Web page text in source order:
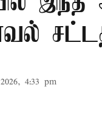
4:33 pm